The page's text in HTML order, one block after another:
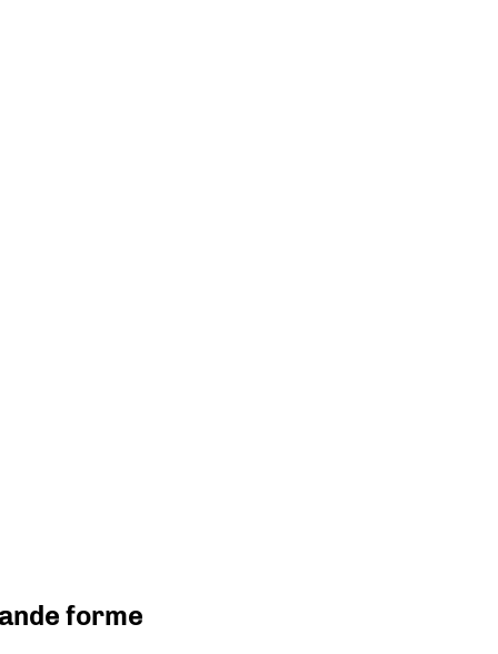
forme